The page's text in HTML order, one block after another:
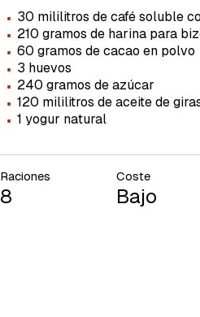
· 30 mililitros de café soluble
· 210 gramos de harina para
· 60 gramos de cacao en polvo
· 3 huevos
· 240 gramos de azúcar
· 120 mililitros de aceite de
· 1 yogur natural
Raciones
8
Coste
Bajo